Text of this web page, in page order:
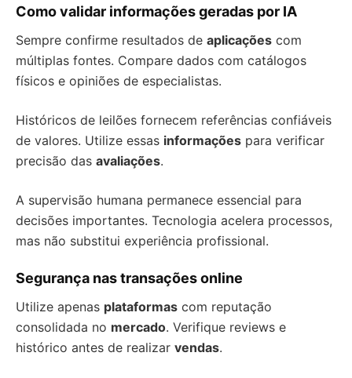
Como validar informações geradas por IA
Sempre confirme resultados de aplicações com
múltiplas fontes. Compare dados com catálogos
físicos e opiniões de especialistas.
Históricos de leilões fornecem referências confiáveis
de valores. Utilize essas informações para verificar
precisão das avaliações.
A supervisão humana permanece essencial para
decisões importantes. Tecnologia acelera processos,
mas não substitui experiência profissional.
Segurança nas transações online
Utilize apenas plataformas com reputação
consolidada no mercado. Verifique reviews e
histórico antes de realizar vendas.